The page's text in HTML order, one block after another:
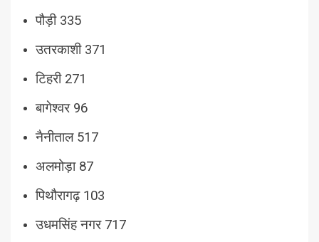
पौड़ी 335
उतरकाशी 371
टिहरी 271
बागेश्वर 96
नैनीताल 517
अलमोड़ा 87
पिथौरागढ़ 103
उधमसिंह नगर 717